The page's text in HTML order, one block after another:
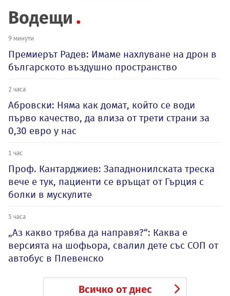
Водещи
9 минути
Премиерът Радев: Имаме нахлуване на дрон в
българското въздушно пространство
2 часа
Абровски: Няма как домат, който се води
първо качество, да влиза от трети страни за
0,30 евро у нас
1 час
Проф. Кантарджиев: Западнонилската треска
вече е тук, пациенти се връщат от Гърция с
болки в мускулите
5 часа
„Аз какво трябва да направя?“: Каква е
версията на шофьора, свалил дете със СОП от
автобус в Плевенско
Всичко от днес